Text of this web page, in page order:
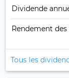
Dividende
Rendement
Tous les